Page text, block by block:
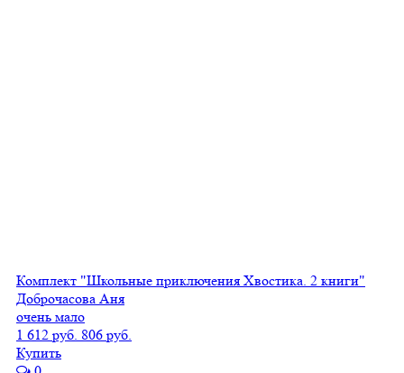
Комплект "Школьные приключения Хвостика. 2 книги"
Доброчасова Аня
очень мало
1 612 руб. 806 руб.
Купить